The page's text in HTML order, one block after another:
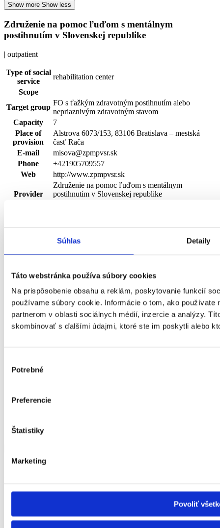
Súhlas Detaily
Táto webstránka používa súbory cookies
Na prispôsobenie obsahu a reklám, poskytovanie funkcií
používame súbory cookie. Informácie o tom, ako používate
partnerom v oblasti sociálnych médií, inzercie a analýzy.
skombinovať s ďalšími údajmi, ktoré ste im poskytli alebo
súhlasu
Potrebné
Preferencie
Štatistiky
Marketing
Povoliť
Show more Show less
Združenie na pomoc ľuďom s mentálnym
postihnutím v Slovenskej republike
| outpatient
Type of social
service
rehabilitation center
Scope
Target group
FO s ťažkým zdravotným postihnutím alebo
nepriaznivým zdravotným stavom
Capacity
7
Place of
provision
Alstrova 6073/153, 83106 Bratislava – mestská
časť Rača
E-mail
misova@zpmpvsr.sk
Phone
+421905709557
Web
http://www.zpmpvsr.sk
Provider
Združenie na pomoc ľuďom s mentálnym
postihnutím v Slovenskej republike
Združenie príbuzných, priateľov a ľudí s
Type of